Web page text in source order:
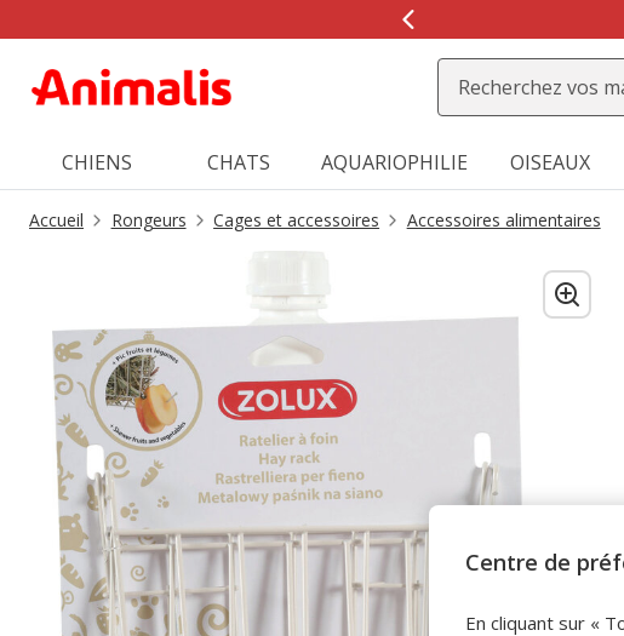
de
message,
CHIENS CHATS AQUARIOPHILIE OISEAUX
Accueil Rongeurs Cages et accessoires
Accessoires alimentaires
Centre de
En cliquant sur «